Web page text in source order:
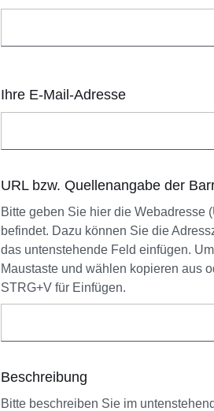
Ihre E-Mail-Adresse
URL bzw. Quellenangabe der
Bitte geben Sie hier die Webadresse
befindet. Dazu können Sie die
das untenstehende Feld einfügen.
Maustaste und wählen kopieren aus
STRG+V für Einfügen.
Beschreibung
Bitte beschreiben Sie im